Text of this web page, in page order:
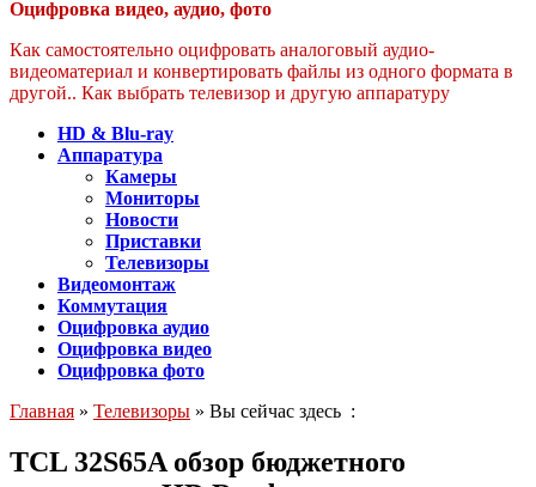
Оцифровка видео, аудио, фото
Как самостоятельно оцифровать аналоговый аудио-
видеоматериал и конвертировать файлы из одного формата в
другой.. Как выбрать телевизор и другую аппаратуру
HD & Blu-ray
Аппаратура
Камеры
Мониторы
Новости
Приставки
Телевизоры
Видеомонтаж
Коммутация
Оцифровка аудио
Оцифровка видео
Оцифровка фото
Главная » Телевизоры » Вы сейчас здесь :
TCL 32S65A обзор бюджетного